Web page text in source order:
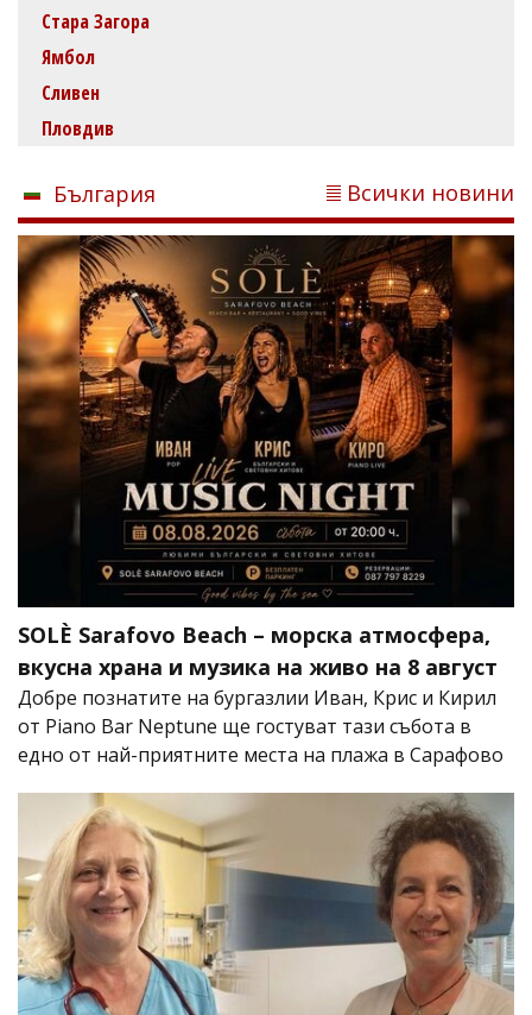
Стара Загора
Ямбол
Сливен
Пловдив
България Всички новини
SOLÈ Sarafovo Beach – морска атмосфера,
вкусна храна и музика на живо на 8 август
Добре познатите на бургазлии Иван, Крис и Кирил
от Piano Bar Neptune ще гостуват тази събота в
едно от най-приятните места на плажа в Сарафово